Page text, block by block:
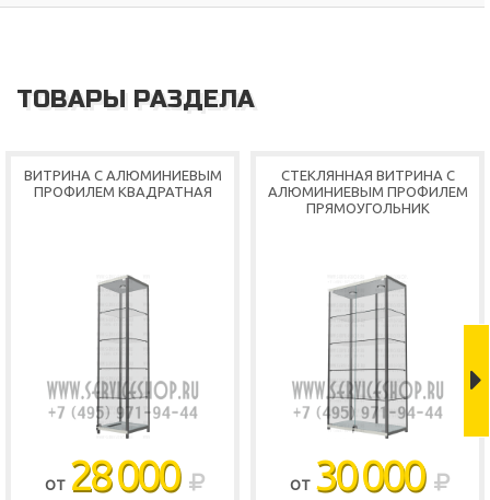
ТОВАРЫ РАЗДЕЛА
ВИТРИНА С АЛЮМИНИЕВЫМ
ПРОФИЛЕМ КВАДРАТНАЯ
ОТ 28 000
СТЕКЛЯННАЯ ВИТРИНА С
АЛЮМИНИЕВЫМ ПРОФИЛЕМ
ПРЯМОУГОЛЬНИК
ОТ 30 000